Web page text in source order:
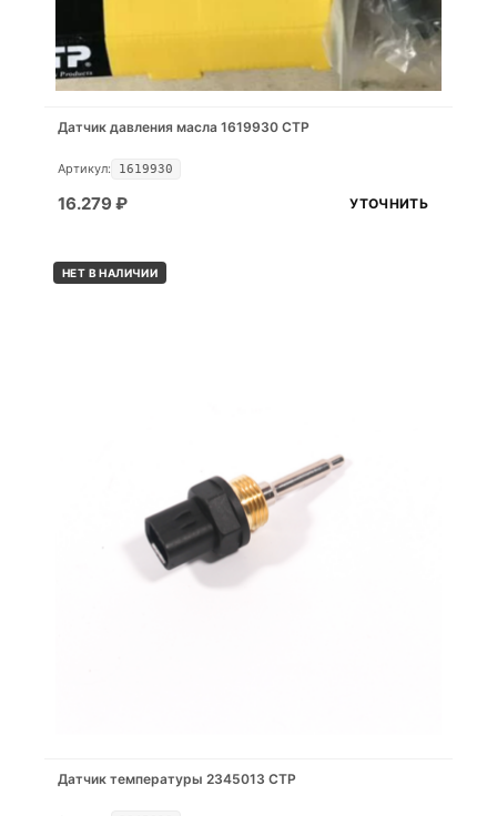
Датчик давления масла 1619930 CTP
Артикул: 1619930
16.279 ₽ УТОЧНИТЬ
НЕТ В НАЛИЧИИ
Датчик температуры 2345013 CTP